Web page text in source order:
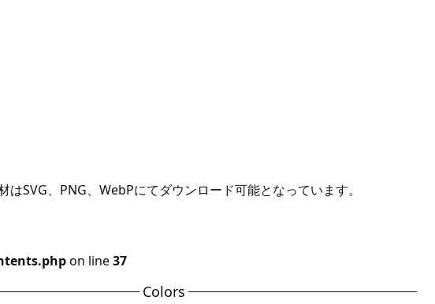
SVG、PNG、WebPにてダウンロード可能となっています。
on line37
Colors